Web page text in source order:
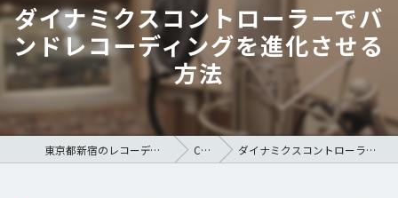
ダイナミクスコントローラーでバ
ンドレコーディングを進化させる
方法
東京都新宿のレコーディングスタジオならSubmarine STUDIO COLUMN ダイナミクスコントローラーでバンドレコーディングを進化させる方法